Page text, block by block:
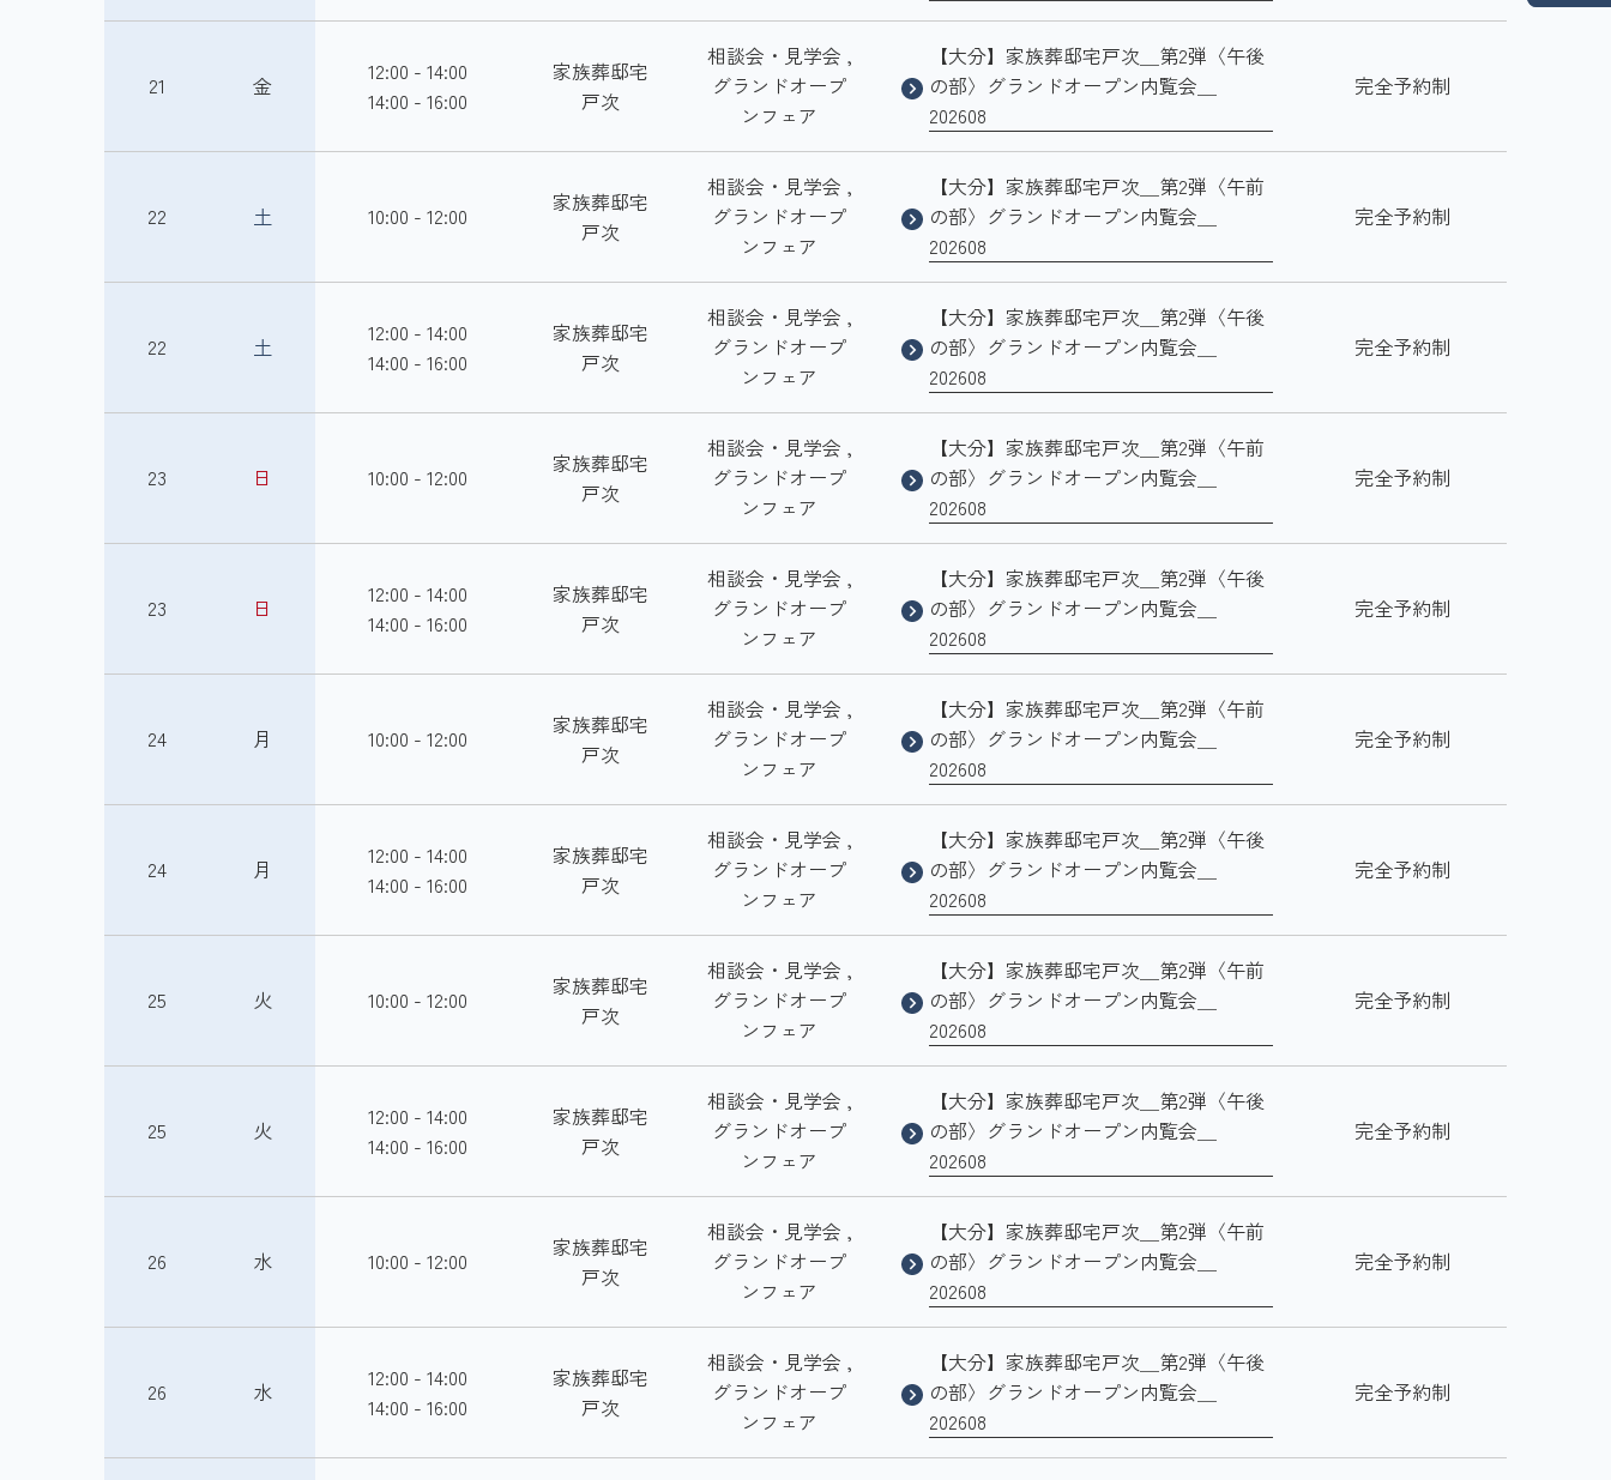
21 金
12:00 - 14:00
14:00 - 16:00
家族葬邸宅
戸次
相談会・見学会 ,
グランドオープ
ンフェア
【大分】家族葬邸宅戸次＿第2弾〈午後
の部〉グランドオープン内覧会＿
202608
完全予約制
22 土 10:00 - 12:00
家族葬邸宅
戸次
相談会・見学会 ,
グランドオープ
ンフェア
【大分】家族葬邸宅戸次＿第2弾〈午前
の部〉グランドオープン内覧会＿
202608
完全予約制
22 土
12:00 - 14:00
14:00 - 16:00
家族葬邸宅
戸次
相談会・見学会 ,
グランドオープ
ンフェア
【大分】家族葬邸宅戸次＿第2弾〈午後
の部〉グランドオープン内覧会＿
202608
完全予約制
23 日 10:00 - 12:00
家族葬邸宅
戸次
相談会・見学会 ,
グランドオープ
ンフェア
【大分】家族葬邸宅戸次＿第2弾〈午前
の部〉グランドオープン内覧会＿
202608
完全予約制
23 日
12:00 - 14:00
14:00 - 16:00
家族葬邸宅
戸次
相談会・見学会 ,
グランドオープ
ンフェア
【大分】家族葬邸宅戸次＿第2弾〈午後
の部〉グランドオープン内覧会＿
202608
完全予約制
24 月 10:00 - 12:00
家族葬邸宅
戸次
相談会・見学会 ,
グランドオープ
ンフェア
【大分】家族葬邸宅戸次＿第2弾〈午前
の部〉グランドオープン内覧会＿
202608
完全予約制
24 月
12:00 - 14:00
14:00 - 16:00
家族葬邸宅
戸次
相談会・見学会 ,
グランドオープ
ンフェア
【大分】家族葬邸宅戸次＿第2弾〈午後
の部〉グランドオープン内覧会＿
202608
完全予約制
25 火 10:00 - 12:00
家族葬邸宅
戸次
相談会・見学会 ,
グランドオープ
ンフェア
【大分】家族葬邸宅戸次＿第2弾〈午前
の部〉グランドオープン内覧会＿
202608
完全予約制
25 火
12:00 - 14:00
14:00 - 16:00
家族葬邸宅
戸次
相談会・見学会 ,
グランドオープ
ンフェア
【大分】家族葬邸宅戸次＿第2弾〈午後
の部〉グランドオープン内覧会＿
202608
完全予約制
26 水 10:00 - 12:00
家族葬邸宅
戸次
相談会・見学会 ,
グランドオープ
ンフェア
【大分】家族葬邸宅戸次＿第2弾〈午前
の部〉グランドオープン内覧会＿
202608
完全予約制
26 水
12:00 - 14:00
14:00 - 16:00
家族葬邸宅
戸次
相談会・見学会 ,
グランドオープ
ンフェア
【大分】家族葬邸宅戸次＿第2弾〈午後
の部〉グランドオープン内覧会＿
202608
完全予約制